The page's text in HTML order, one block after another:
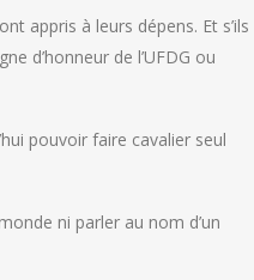
appris à leurs dépens. Et s’ils
d’honneur de l’UFDG ou
pouvoir faire cavalier seul
ni parler au nom d’un